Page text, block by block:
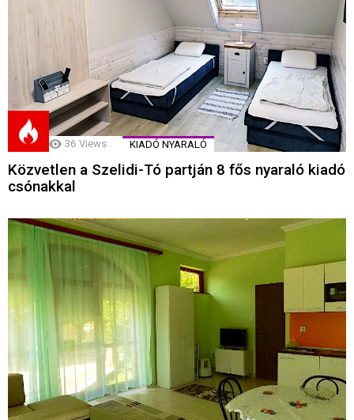
36 Views KIADÓ NYARALÓ
Közvetlen a Szelidi-Tó partján 8 fős nyaraló kiadó
csónakkal